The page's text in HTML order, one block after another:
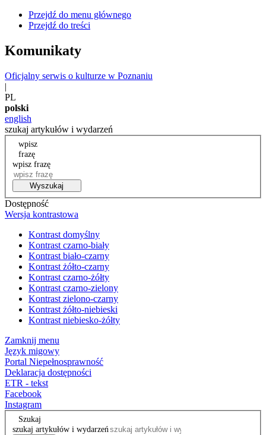
Przejdź do menu głównego
Przejdź do treści
Komunikaty
Oficjalny serwis o kulturze w Poznaniu
|
PL
polski
english
szukaj artykułów i wydarzeń
wpisz
frazę
wpisz frazę
Wyszukaj
Dostępność
Wersja kontrastowa
Kontrast domyślny
Kontrast czarno-biały
Kontrast biało-czarny
Kontrast żółto-czarny
Kontrast czarno-żółty
Kontrast czarno-zielony
Kontrast zielono-czarny
Kontrast żółto-niebieski
Kontrast niebiesko-żółty
Zamknij menu
Język migowy
Portal Niepełnosprawność
Deklaracja dostępności
ETR - tekst
Facebook
Instagram
Szukaj
szukaj artykułów i wydarzeń